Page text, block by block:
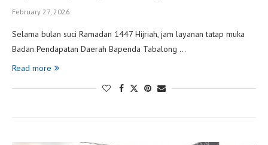
February 27, 2026
Selama bulan suci Ramadan 1447 Hijriah, jam layanan tatap muka
Badan Pendapatan Daerah Bapenda Tabalong …
Read more